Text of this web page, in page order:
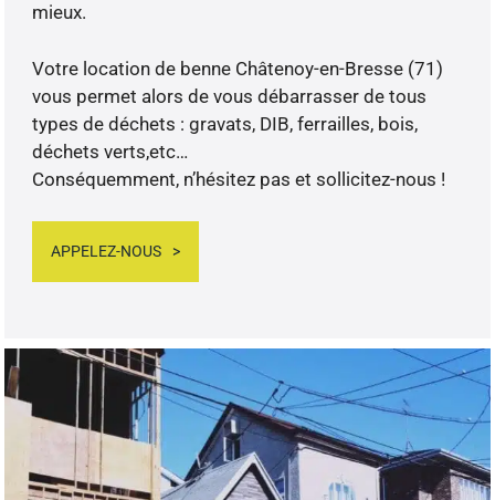
mieux.
Votre location de benne Châtenoy-en-Bresse (71)
vous permet alors de vous débarrasser de tous
types de déchets : gravats, DIB, ferrailles, bois,
déchets verts,etc…
Conséquemment, n’hésitez pas et sollicitez-nous !
APPELEZ-NOUS